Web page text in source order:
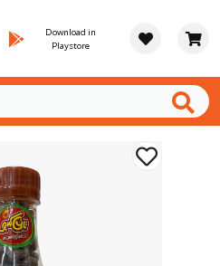
Download in
Playstore